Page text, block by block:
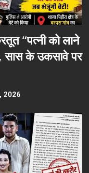
“पत्नी को लाने
सास के उकसावे पर
2026